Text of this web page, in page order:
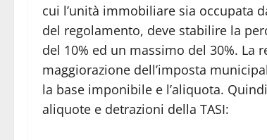
cui l’unità immobiliare sia occupata
del regolamento, deve stabilire la
del 10% ed un massimo del 30%. La
maggiorazione dell’imposta
la base imponibile e l’aliquota.
aliquote e detrazioni della TASI: